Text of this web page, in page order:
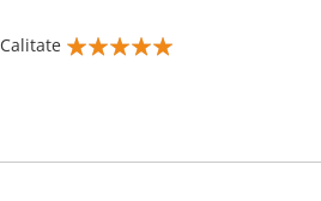
Calitate